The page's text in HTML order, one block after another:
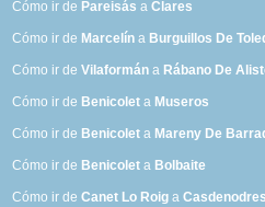
Cómo ir de Pareisás aClares
Cómo ir de Marcelín a Burguillos De
Cómo ir deVilaformán a Rábano De
Cómo ir de Benicolet a Museros
Cómo ir de Benicolet a Mareny De
Cómo ir de Benicolet a Bolbaite
Cómo ir deCanet Lo Roig aCasdenodres